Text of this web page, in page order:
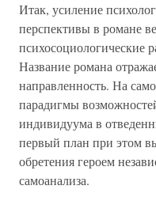
Итак, усиление
перспективы в романе
психосоциологические
Название романа
направленность. На
парадигмы
индивидуума в
первый план при этом
обретения героем
самоанализа.